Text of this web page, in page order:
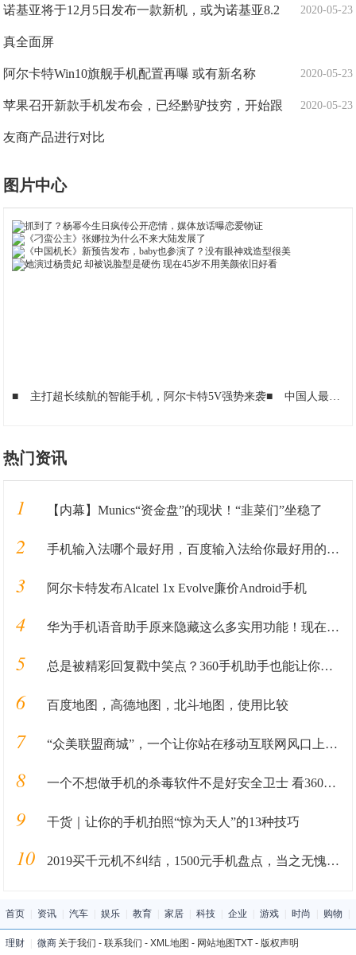
2020-05-23
诺基亚将于12月5日发布一款新机，或为诺基亚8.2
真全面屏
2020-05-23
阿尔卡特Win10旗舰手机配置再曝 或有新名称
2020-05-23
苹果召开新款手机发布会，已经黔驴技穷，开始跟
友商产品进行对比
图片中心
■ 主打超长续航的智能手机，阿尔卡特5V强势来袭■ 中国人最爱手机屏幕尺寸是它！5寸非主流
热门资讯
1 【内幕】Munics“资金盘”的现状！“韭菜们”坐稳了
2 手机输入法哪个最好用，百度输入法给你最好用的输入法全新体验
3 阿尔卡特发布Alcatel 1x Evolve廉价Android手机
4 华为手机语音助手原来隐藏这么多实用功能！现在知道，还不算太晚
5 总是被精彩回复戳中笑点？360手机助手也能让你秒变神回复
6 百度地图，高德地图，北斗地图，使用比较
7 “众美联盟商城”，一个让你站在移动互联网风口上的机会
8 一个不想做手机的杀毒软件不是好安全卫士 看360击穿小米性价比
9 干货｜让你的手机拍照“惊为天人”的13种技巧
10 2019买千元机不纠结，1500元手机盘点，当之无愧的性价比之王！
首页 资讯 汽车 娱乐 教育 家居 科技 企业 游戏 时尚 购物
理财 微商 关于我们 - 联系我们 - XML地图 - 网站地图TXT- 版权声明